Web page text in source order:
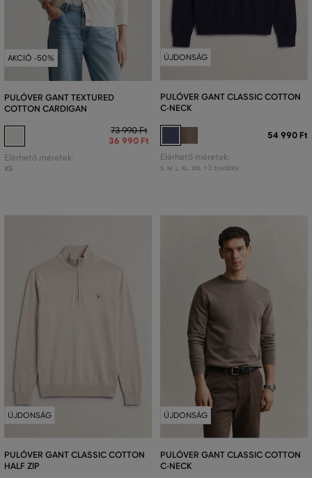
AKCIÓ -50%
PULÓVER GANT TEXTURED
COTTON CARDIGAN
73 990 Ft
36 990 Ft
Elérhető méretek:
XS
ÚJDONSÁG
PULÓVER GANT CLASSIC COTTON
C-NECK
54 990 Ft
Elérhető méretek:
S, M L XL XXL +3 további
ÚJDONSÁG
PULÓVER GANT CLASSIC COTTON
HALF ZIP
ÚJDONSÁG
PULÓVER GANT CLASSIC COTTON
C-NECK